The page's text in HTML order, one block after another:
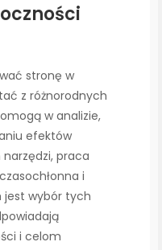
stronę w
z różnorodnych
w analizie,
efektów
narzędzi, praca
i
jest wybór tych
i celom